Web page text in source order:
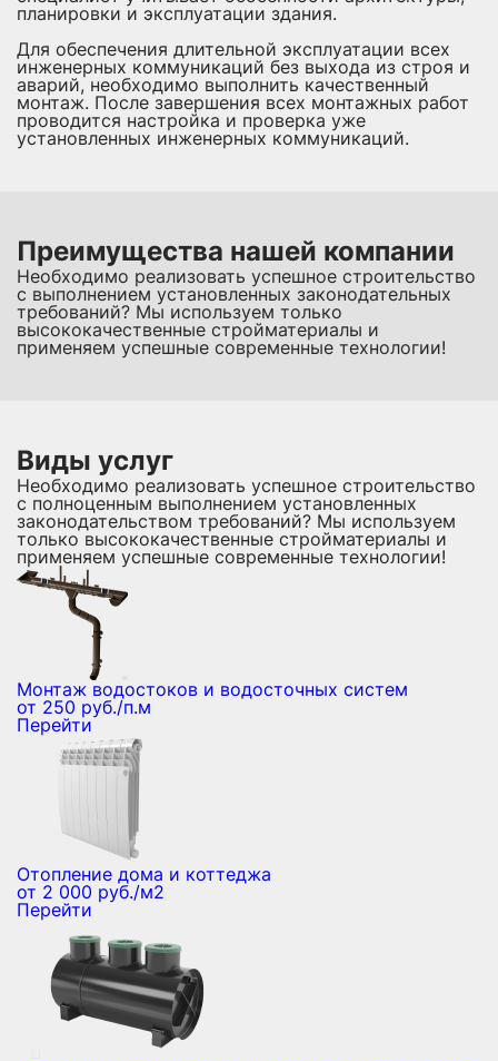
планировки и эксплуатации здания.
Для обеспечения длительной эксплуатации всех
инженерных коммуникаций без выхода из строя и
аварий, необходимо выполнить качественный
монтаж. После завершения всех монтажных работ
проводится настройка и проверка уже
установленных инженерных коммуникаций.
Преимущества нашей компании
Необходимо реализовать успешное строительство
с выполнением установленных законодательных
требований? Мы используем только
высококачественные стройматериалы и
применяем успешные современные технологии!
Виды услуг
Необходимо реализовать успешное строительство
с полноценным выполнением установленных
законодательством требований? Мы используем
только высококачественные стройматериалы и
применяем успешные современные технологии!
Монтаж водостоков и водосточных систем
от 250 руб./п.м
Перейти
Отопление дома и коттеджа
от 2 000 руб./м2
Перейти